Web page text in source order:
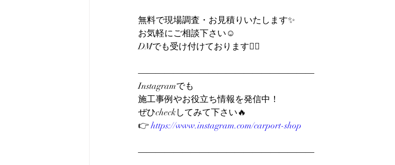
無料で現場調査・お見積りいたします✨
お気軽にご相談下さい☺️
DMでも受け付けております🏃‍♀️
――――――――――――――――――――
Instagramでも
施工事例やお役立ち情報を発信中！
ぜひcheckしてみて下さい🔥
👉 https://www.instagram.com/carport-shop
――――――――――――――――――――